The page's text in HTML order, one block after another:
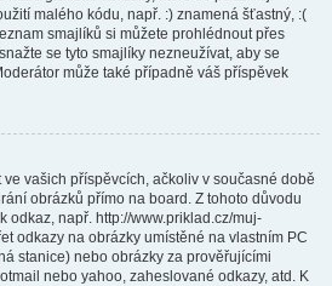
malého kódu, např. :) znamená šťastný, :(
smajlíků si můžete prohlédnout přes
se tyto smajlíky nezneužívat, aby se
může také případně váš příspěvek
vašich příspěvcích, ačkoliv v současné době
obrázků přímo na board. Z tohoto důvodu
odkaz, např. http://www.priklad.cz/muj-
odkazy na obrázky umístěné na vlastním PC
stanice) nebo obrázky za prověřujícími
nebo yahoo, zaheslované odkazy, atd. K